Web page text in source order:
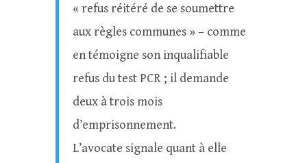
« refus réitéré de se soumettre
aux règles communes » – comme
en témoigne son inqualifiable
refus du test PCR ; il demande
deux à trois mois
d’emprisonnement.
L’avocate signale quant à elle